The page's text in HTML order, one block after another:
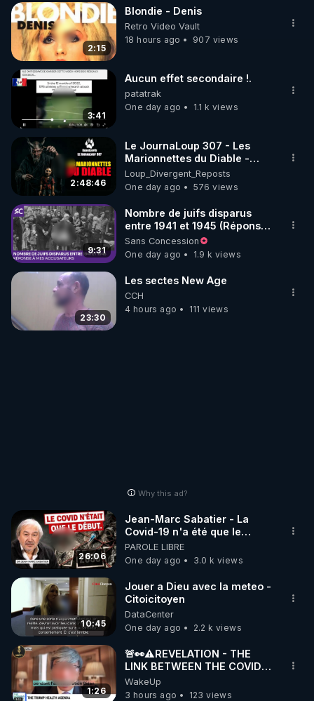
▶ 30 jours gratuit sur l’application de méditation et
de bien-être ENVOL :
Rendez-vous sur https://www.envol.app/code
le code : REGENERE
2:15
Blondie - Denis
Retro Video Vault
18 hours ago
907 views
3:41
Aucun effet secondaire !.
patatrak
One day ago
1.1 k views
2:48:46
Le JournaLoup 307 - Les
Marionnettes du Diable -
Loup Divergent 2026.08.07
Loup_Divergent_Reposts
One day ago
576 views
9:31
Nombre de juifs disparus
entre 1941 et 1945 (Réponse
à mes accusateurs)
Sans Concession
One day ago
1.9 k views
23:30
Les sectes New Age
CCH
4 hours ago
111 views
Why this ad?
26:06
Jean-Marc Sabatier - La
Covid-19 n'a été que le
début - L'ARNm & l'ARNm-aa
jusqu où auront-t-il ?
PAROLE LIBRE
One day ago
3.0 k views
10:45
Jouer a Dieu avec la meteo -
Citoicitoyen
DataCenter
One day ago
2.2 k views
1:26
🚨👀⚠️REVELATION - THE
LINK BETWEEN THE COVID
VACCINE AND CANCER -LIEN
VACCIN COVID ET CANCER
WakeUp
3 hours ago
123 views